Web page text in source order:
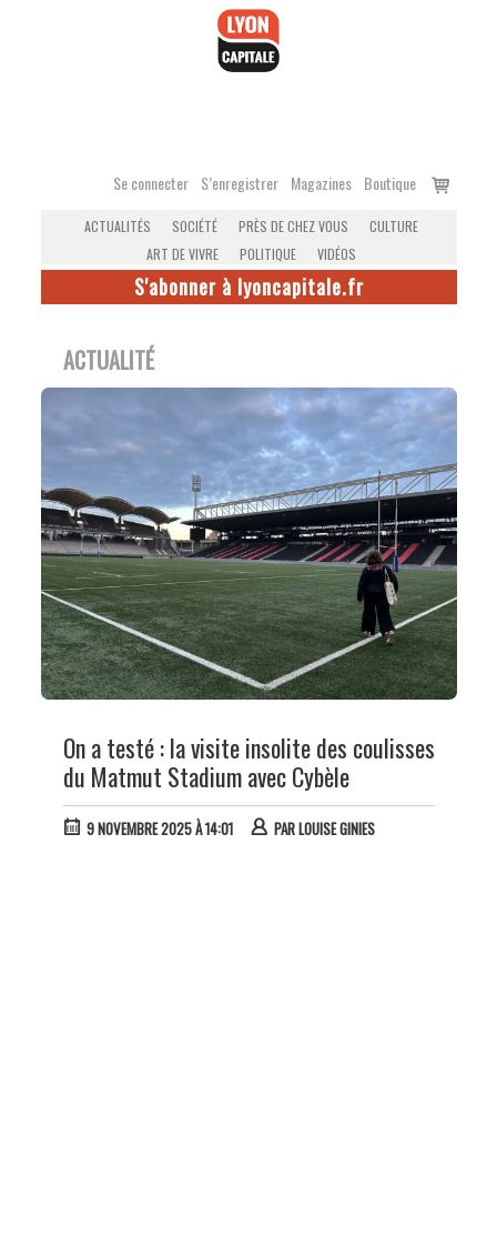
Se connecter S’enregistrer Magazines Boutique
Voir
ACTUALITÉS SOCIÉTÉ PRÈS DE CHEZ VOUS
CULTURE
ART DE VIVRE
POLITIQUE VIDÉOS
S'abonner à lyoncapitale.fr
ACTUALITÉ
On a testé : la visite insolite des coulisses
du Matmut Stadium avec Cybèle
9 NOVEMBRE 2025 À 14:01 PARLOUISE GINIES